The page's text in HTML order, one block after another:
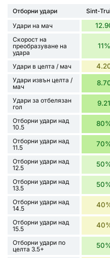
Отборни удари Sint-
Удари на мач
Скорост на
преобразуване на
удара
11%
Удари в целта / мач
Удари извън целта /
мач
Удари за отбелязан
гол
9.21
Отборни удари над
10.5
Отборни удари над
11.5
Отборни удари над
12.5
Отборни удари над
13.5
Отборни удари над
14.5
Отборни удари над
15.5
Отборни удари по
целта 3.5+